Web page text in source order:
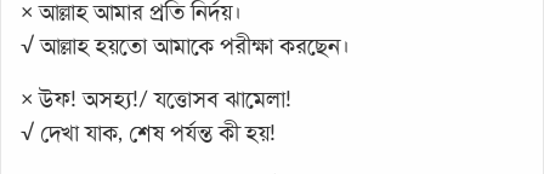
× আল্লাহ আমার প্রতি নির্দয়।
√ আল্লাহ হয়তো আমাকে পরীক্ষা করছেন।
× উফ! অসহ্য!/ যত্তোসব ঝামেলা!
√ দেখা যাক, শেষ পর্যন্ত কী হয়!